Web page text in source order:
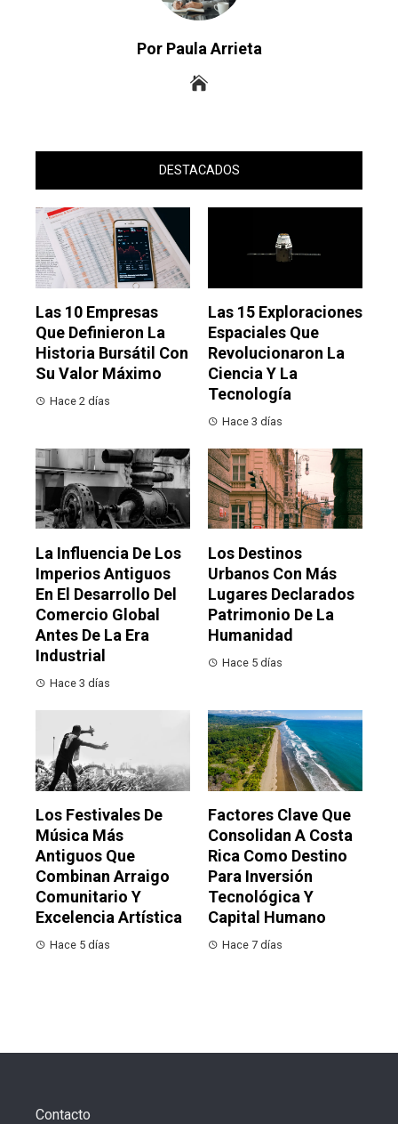
Por Paula Arrieta
DESTACADOS
Las 10 Empresas
Que Definieron La
Historia Bursátil Con
Su Valor Máximo
Hace 2 días
Las 15 Exploraciones
Espaciales Que
Revolucionaron La
Ciencia Y La
Tecnología
Hace 3 días
La Influencia De Los
Imperios Antiguos
En El Desarrollo Del
Comercio Global
Antes De La Era
Industrial
Hace 3 días
Los Destinos
Urbanos Con Más
Lugares Declarados
Patrimonio De La
Humanidad
Hace 5 días
Los Festivales De
Música Más
Antiguos Que
Combinan Arraigo
Comunitario Y
Excelencia Artística
Hace 5 días
Factores Clave Que
Consolidan A Costa
Rica Como Destino
Para Inversión
Tecnológica Y
Capital Humano
Hace 7 días
Contacto